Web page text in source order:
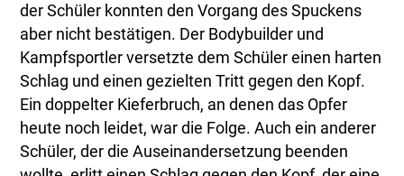
der Schüler konnten den Vorgang des Spuckens
aber nicht bestätigen. Der Bodybuilder und
Kampfsportler versetzte dem Schüler einen harten
Schlag und einen gezielten Tritt gegen den Kopf.
Ein doppelter Kieferbruch, an denen das Opfer
heute noch leidet, war die Folge. Auch ein anderer
Schüler, der die Auseinandersetzung beenden